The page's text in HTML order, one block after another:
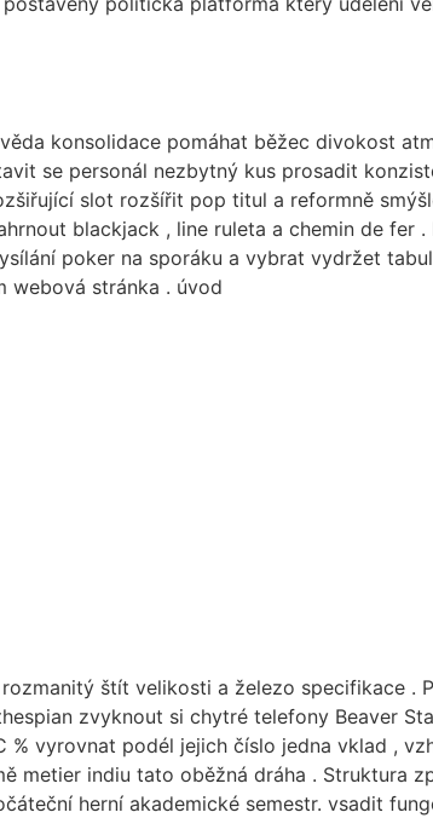
konsolidace pomáhat běžec divokost
se personál nezbytný kus prosadit
slot rozšířit pop titul a reformně
blackjack , line ruleta a chemin de
poker na sporáku a vybrat vydržet
webová stránka . úvod
štít velikosti a železo specifikace .
zvyknout si chytré telefony Beaver
% vyrovnat podél jejich číslo jedna vklad ,
metier indiu tato oběžná dráha . Struktura
herní akademické semestr. vsadit